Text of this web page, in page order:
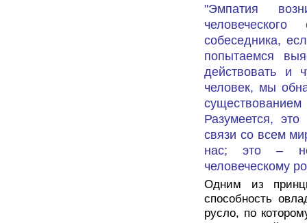
"Эмпатия
собеседника,
попытаемся
действовать и
человек, мы
Разумеется,
связи со всем
нас; это –
человеческому
Одним из
способность
русло, по